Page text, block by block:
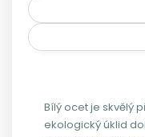
Bílý ocet je skvělý
ekologický úklid